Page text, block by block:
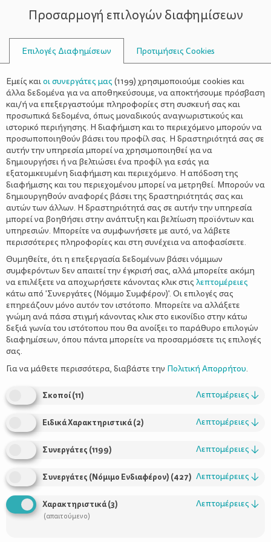
ΣΥΜΒΟΥΛΟΙ
ΣΥΝΤΑΓΈΣ>ΣΥΝΤΑΓΈΣ
Τα κεκάκια της φιλίας
Εκτέλεση
Τις προάλλες, λοιπόν, κάπου άκουσε η μικρή μου για τη γιορτή
του Αγίου Βαλεντίνου. Και καθώς βρίσκεται στην ηλικία των 100
ερωτήσεων το λεπτό, με ρώτησε τι γιορτάζουμε.
-Την αγάπη, της απάντησα εγώ με στόμφο!
-Α, μου απαντάει, γιορτάζουμε τους φίλους μας. Είναι η γιορτή
της φιλίας!
Προσαρμογή επιλογών διαφημίσεων
Επιλογές Διαφημίσεων Προτιμήσεις Cookies
Εμείς καιοι συνεργάτες μας (1199) χρησιμοποιούμε cookies και
άλλα δεδομένα για να αποθηκεύσουμε, να αποκτήσουμε πρόσβαση
και/ή να επεξεργαστούμε πληροφορίες στη συσκευή σας και
προσωπικά δεδομένα, όπως μοναδικούς αναγνωριστικούς και
ιστορικό περιήγησης. Η διαφήμιση και το περιεχόμενο μπορούν να
προσωποποιηθούν βάσει του προφίλ σας. Η δραστηριότητά σας σε
αυτήν την υπηρεσία μπορεί να χρησιμοποιηθεί για να
δημιουργήσει ή να βελτιώσει ένα προφίλ για εσάς για
εξατομικευμένη διαφήμιση και περιεχόμενο. Η απόδοση της
διαφήμισης και του περιεχομένου μπορεί να μετρηθεί. Μπορούν να
δημιουργηθούν αναφορές βάσει της δραστηριότητάς σας και
αυτών των άλλων. Η δραστηριότητά σας σε αυτήν την υπηρεσία
μπορεί να βοηθήσει στην ανάπτυξη και βελτίωση προϊόντων και
υπηρεσιών. Μπορείτε να συμφωνήσετε με αυτό, να λάβετε
περισσότερες πληροφορίες και στη συνέχεια να αποφασίσετε.
Θυμηθείτε, ότι η επεξεργασία δεδομένων βάσει νόμιμων
συμφερόντων δεν απαιτεί την έγκρισή σας, αλλά μπορείτε ακόμη
να επιλέξετε να αποχωρήσετε κάνοντας κλικ στις λεπτομέρειες
κάτω από 'Συνεργάτες (Νόμιμο Συμφέρον)'. Οι επιλογές σας
επηρεάζουν μόνο αυτόν τον ιστότοπο. Μπορείτε να αλλάξετε
γνώμη ανά πάσα στιγμή κάνοντας κλικ στο εικονίδιο στην κάτω
δεξιά γωνία του ιστότοπου που θα ανοίξει το παράθυρο επιλογών
διαφημίσεων, όπου πάντα μπορείτε να προσαρμόσετε τις επιλογές
σας.
Για να μάθετε περισσότερα, διαβάστε την Πολιτική Απορρήτου.
Σκοποί(11) Λεπτομέρειες ↓
Ειδικά Χαρακτηριστικά(2) Λεπτομέρειες ↓
Συνεργάτες (1199) Λεπτομέρειες ↓
Συνεργάτες (Νόμιμο Ενδιαφέρον) (427) Λεπτομέρειες ↓
Χαρακτηριστικά(3)
(απαιτούμενο)
Λεπτομέρειες ↓